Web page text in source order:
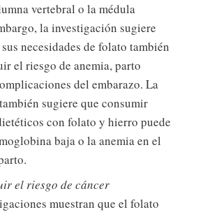
vertebral o la médula
la investigación sugiere
necesidades de folato también
el riesgo de anemia, parto
del embarazo. La
sugiere que consumir
con folato y hierro puede
baja o la anemia en el
el riesgo de cáncer
muestran que el folato